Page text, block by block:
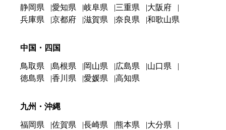
静岡県 愛知県 岐阜県 三重県
大阪府
兵庫県
京都府 滋賀県 奈良県 和歌山県
中国・四国
鳥取県 島根県 岡山県 広島県
山口県
徳島県
香川県 愛媛県 高知県
九州・沖縄
福岡県 佐賀県 長崎県 熊本県
大分県